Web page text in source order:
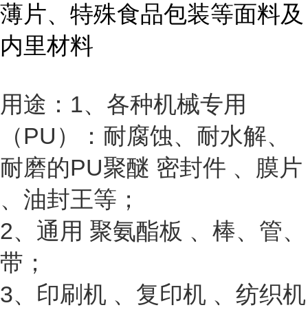
薄片、特殊食品包装等面料及
内里材料
用途：1、各种机械专用
（PU）：耐腐蚀、耐水解、
耐磨的PU聚醚 密封件 、膜片
、油封王等；
2、通用 聚氨酯板 、棒、管、
带；
3、印刷机 、复印机 、纺织机